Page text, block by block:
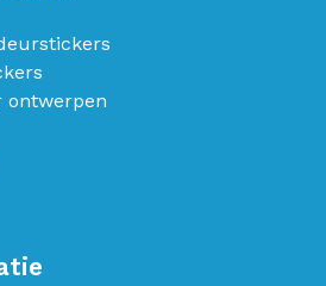
ontwerpen